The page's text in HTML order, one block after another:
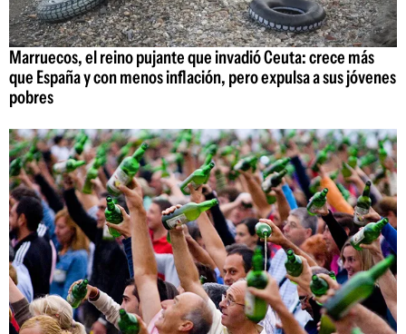
Marruecos, el reino pujante que invadió Ceuta: crece más
que España y con menos inflación, pero expulsa a sus jóvenes
pobres